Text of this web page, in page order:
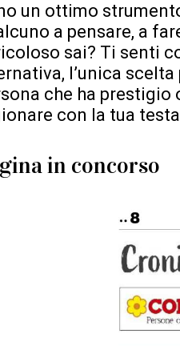
un ottimo
a pensare, a
sai? Ti senti
l’unica
che ha prestigio
con la tua
in concorso